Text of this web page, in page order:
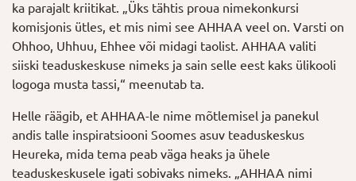
ka parajalt kriitikat. „Üks tähtis proua nimekonkursi
komisjonis ütles, et mis nimi see AHHAA veel on. Varsti on
Ohhoo, Uhhuu, Ehhee või midagi taolist. AHHAA valiti
siiski teaduskeskuse nimeks ja sain selle eest kaks ülikooli
logoga musta tassi,“ meenutab ta.
Helle räägib, et AHHAA-le nime mõtlemisel ja panekul
andis talle inspiratsiooni Soomes asuv teaduskeskus
Heureka, mida tema peab väga heaks ja ühele
teaduskeskusele igati sobivaks nimeks. „AHHAA nimi